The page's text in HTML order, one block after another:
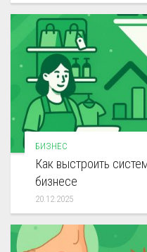
БИЗНЕС
Как выстроить
бизнесе
20.12.2025